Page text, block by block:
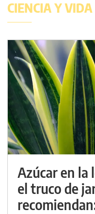
CIENCIA Y VIDA
Azúcar en la
el truco de